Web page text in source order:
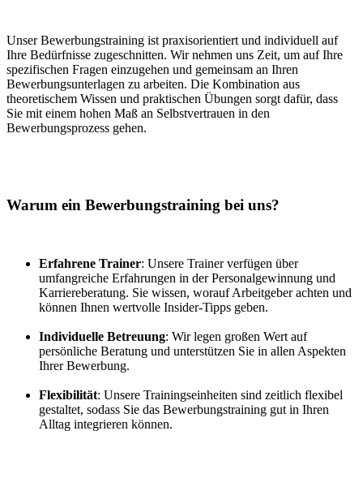
Unser Bewerbungstraining ist praxisorientiert und individuell auf
Ihre Bedürfnisse zugeschnitten. Wir nehmen uns Zeit, um auf Ihre
spezifischen Fragen einzugehen und gemeinsam an Ihren
Bewerbungsunterlagen zu arbeiten. Die Kombination aus
theoretischem Wissen und praktischen Übungen sorgt dafür, dass
Sie mit einem hohen Maß an Selbstvertrauen in den
Bewerbungsprozess gehen.
Warum ein Bewerbungstraining bei uns?
Erfahrene Trainer: Unsere Trainer verfügen über
umfangreiche Erfahrungen in der Personalgewinnung und
Karriereberatung. Sie wissen, worauf Arbeitgeber achten und
können Ihnen wertvolle Insider-Tipps geben.
Individuelle Betreuung: Wir legen großen Wert auf
persönliche Beratung und unterstützen Sie in allen Aspekten
Ihrer Bewerbung.
Flexibilität: Unsere Trainingseinheiten sind zeitlich flexibel
gestaltet, sodass Sie das Bewerbungstraining gut in Ihren
Alltag integrieren können.